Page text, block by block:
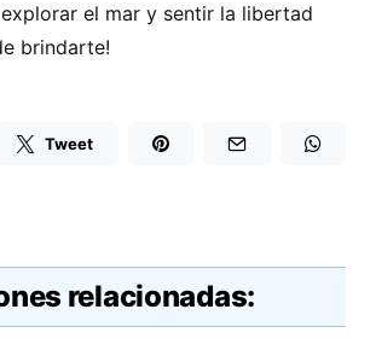
el mar y sentir la libertad
brindarte!
Tweet
relacionadas: